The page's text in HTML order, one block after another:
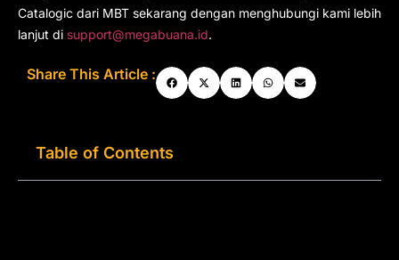
Catalogic dari MBT sekarang dengan menghubungi kami lebih
lanjut di support@megabuana.id.
Share This Article :
Table of Contents